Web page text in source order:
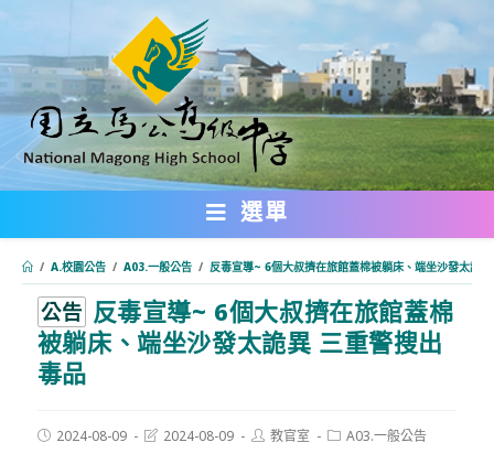
轉
主
要
內
選單
/ A.校園公告 / A03.一般公告 / 反毒宣導~ 6個大叔擠在旅館蓋棉被躺床、端坐沙發太詭
公告 反毒宣導~ 6個大叔擠在旅館蓋棉
被躺床、端坐沙發太詭異 三重警搜出
毒品
Post2024-08-09
Post2024-08-09
Post教官室
PostA03.一般公告